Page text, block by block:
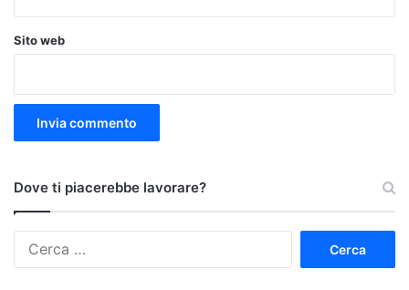
Sito web
Dove ti piacerebbe lavorare?